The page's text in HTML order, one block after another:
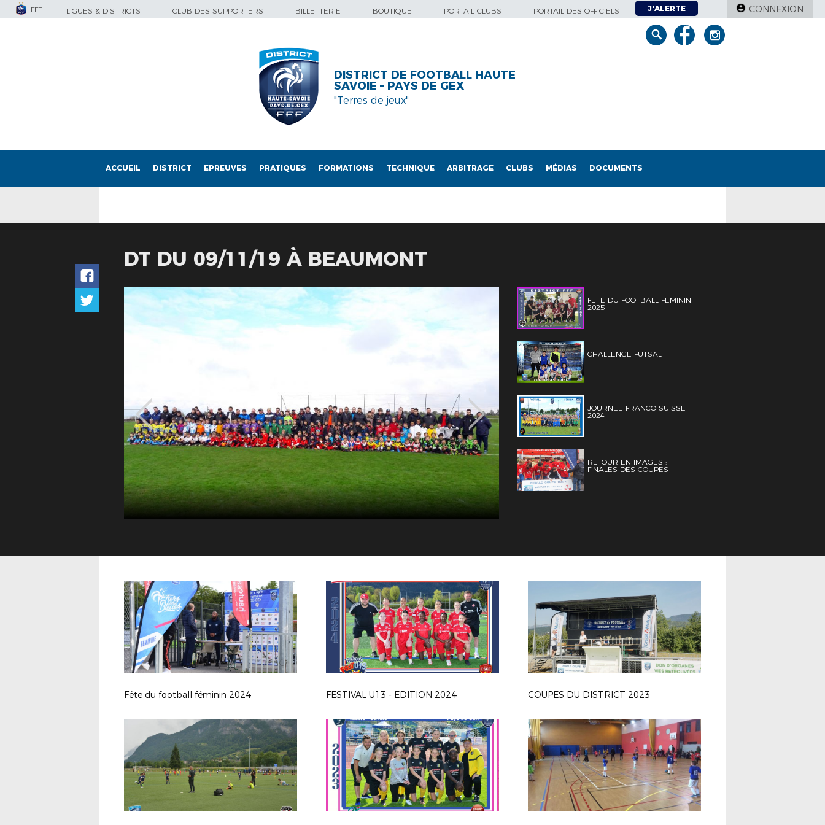
FFF LIGUES & DISTRICTS CLUB DES SUPPORTERS BILLETTERIE BOUTIQUE PORTAIL CLUBS PORTAIL DES OFFICIELS J'ALERTE CONNEXION
DISTRICT DE FOOTBALL HAUTE
SAVOIE – PAYS DE GEX
"Terres de jeux"
ACCUEIL DISTRICT EPREUVES PRATIQUES FORMATIONS TECHNIQUE ARBITRAGE CLUBS MÉDIAS DOCUMENTS
DT DU 09/11/19 À BEAUMONT
FETE DU FOOTBALL FEMININ
2025
CHALLENGE FUTSAL
JOURNEE FRANCO SUISSE
2024
RETOUR EN IMAGES :
FINALES DES COUPES
Fête du football féminin 2024 FESTIVAL U13 - EDITION 2024 COUPES DU DISTRICT 2023